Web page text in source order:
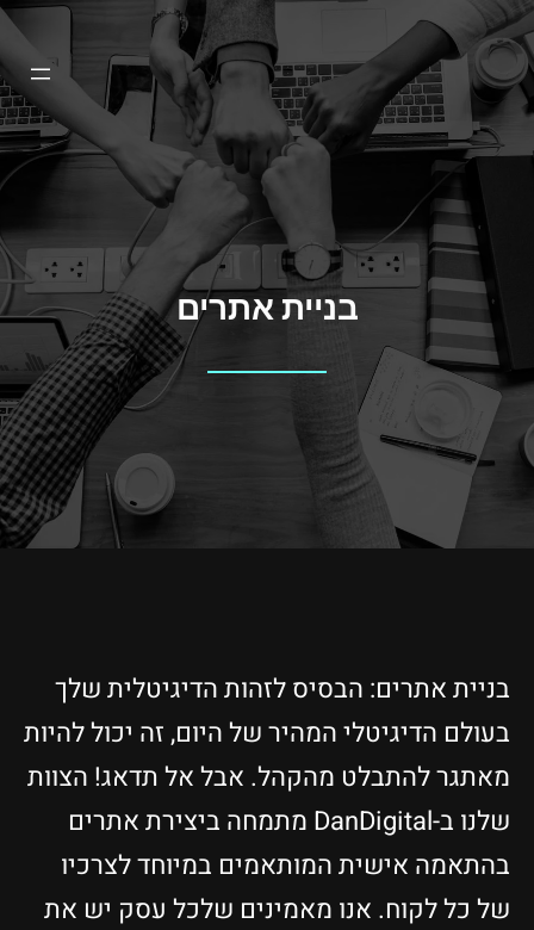
בניית אתרים
בניית אתרים: הבסיס לזהות הדיגיטלית שלך
בעולם הדיגיטלי המהיר של היום, זה יכול להיות
מאתגר להתבלט מהקהל. אבל אל תדאג! הצוות
שלנו ב-DanDigital מתמחה ביצירת אתרים
בהתאמה אישית המותאמים במיוחד לצרכיו
של כל לקוח. אנו מאמינים שלכל עסק יש את